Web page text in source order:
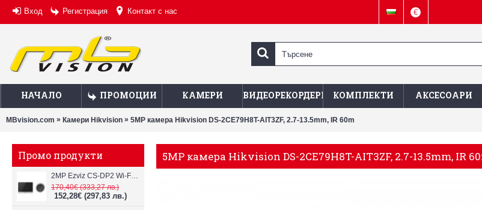
Вход Регистрация Контакт с нас €
НАЧАЛО ПРОМОЦИИ КАМЕРИ ВИДЕОРЕКОРДЕРИ КОМПЛЕКТИ АКСЕСОАРИ
MBvision.com » Камери Hikvision » 5MP камера Hikvision DS-2CE79H8T-AIT3ZF, 2.7-13.5mm, IR 60m
Промо продукти
2MP Ezviz CS-DP2 Wi-Fi видеодомофон
170,40€(333,27 лв.)
152,28€ (297,83 лв.)
5MP камера Hikvision DS-2CE79H8T-AIT3ZF, 2.7-13.5mm, IR